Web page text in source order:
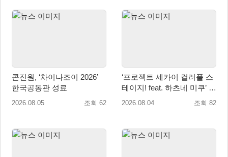
콘진원, ‘차이나조이 2026’
한국공동관 성료
2026.08.05 조회 62
‘프로젝트 세카이 컬러풀 스
테이지! feat. 하츠네 미쿠’ 온
리 샵·페어·그라떼 개최
2026.08.04 조회 82